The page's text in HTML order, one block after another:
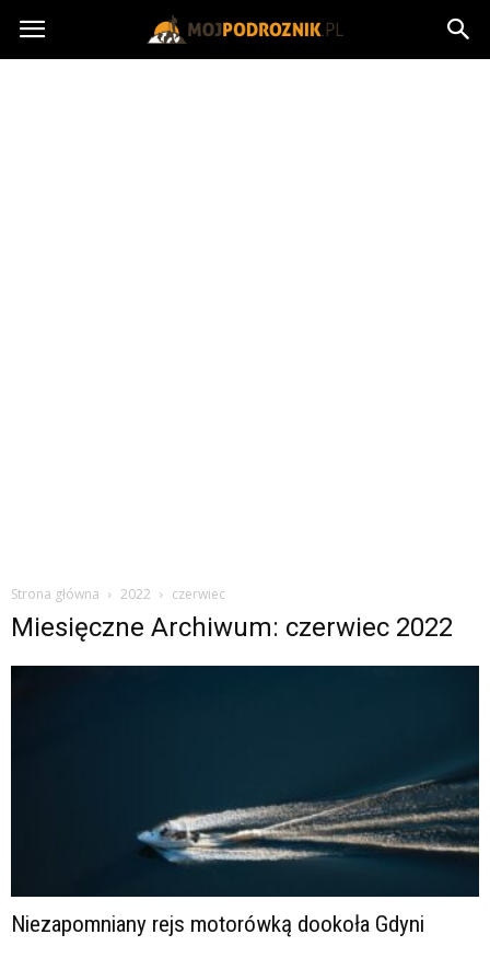
MojPodroznik.pl
Strona główna 2022 czerwiec
Miesięczne Archiwum: czerwiec 2022
Niezapomniany rejs motorówką dookoła Gdyni